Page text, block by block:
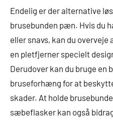
Endelig er der alternative
brusebunden pæn. Hvis du
eller snavs, kan du
en pletfjerner specielt
Derudover kan du bruge en
bruseforhæng for at
skader. At holde
sæbeflasker kan også